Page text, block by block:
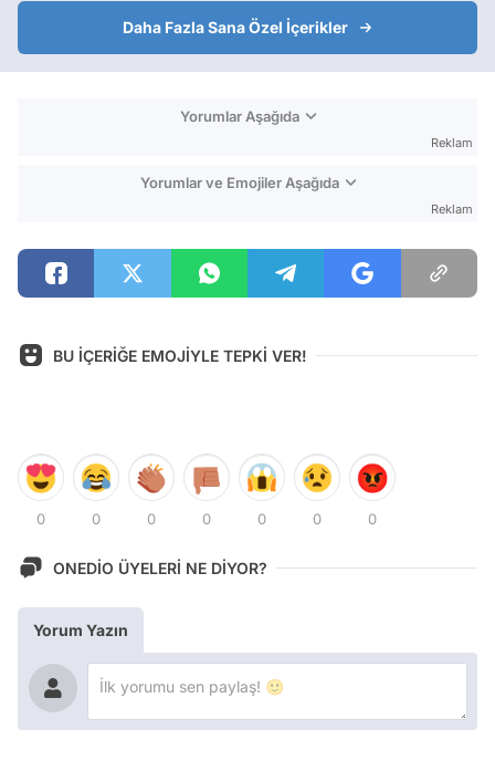
Daha Fazla Sana Özel İçerikler
Yorumlar Aşağıda
Reklam
Yorumlar ve Emojiler Aşağıda
Reklam
BU İÇERİĞE EMOJİYLE TEPKİ VER!
0 0 0 0 0 0 0
ONEDİO ÜYELERİ NE DİYOR?
Yorum Yazın